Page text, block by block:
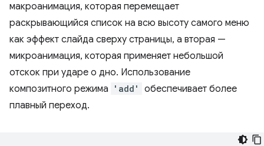
макроанимация, которая перемещает
раскрывающийся список на всю высоту самого меню
как эффект слайда сверху страницы, а вторая —
микроанимация, которая применяет небольшой
отскок при ударе о дно. Использование
композитного режима
'add'
обеспечивает более
плавный переход.